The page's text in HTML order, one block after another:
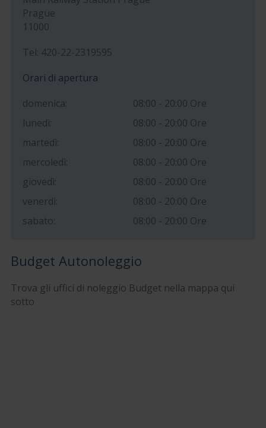
Prague
11000
Tel: 420-22-2319595
Orari di apertura
domenica:
08:00 - 20:00 Ore
lunedì:
08:00 - 20:00 Ore
martedì:
08:00 - 20:00 Ore
mercoledì:
08:00 - 20:00 Ore
giovedì:
08:00 - 20:00 Ore
venerdì:
08:00 - 20:00 Ore
sabato:
08:00 - 20:00 Ore
Budget Autonoleggio
Trova gli uffici di noleggio Budget nella mappa qui
sotto